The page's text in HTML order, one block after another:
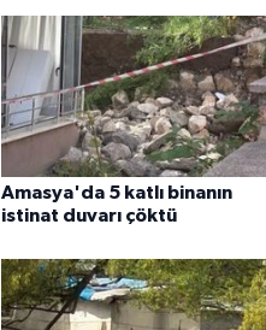
Amasya'da 5 katlı binanın
istinat duvarı çöktü